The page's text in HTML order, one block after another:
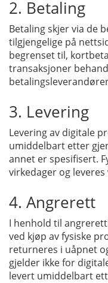
2. Betaling
Betaling skjer via de
tilgjengelige på
begrenset til,
transaksjoner
3. Levering
Levering av digitale
umiddelbart etter
annet er spesifisert.
virkedager og
4. Angrerett
I henhold til
ved kjøp av fysiske
returneres i uåpnet
gjelder ikke for
levert umiddelbart